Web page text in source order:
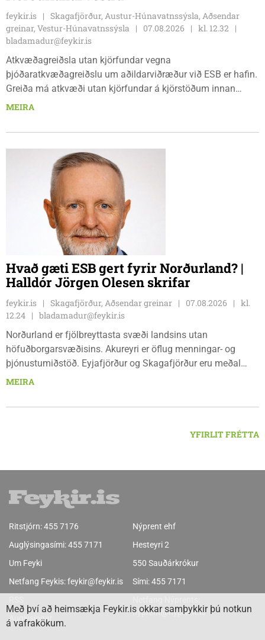
feykir.is
Skagafjörður, Austur-Húnavatnssýsla, Aðsendar
greinar, Vestur-Húnavatnssýsla
07.08.2026
kl. 12.32
bladamadur@feykir.is
Atkvæðagreiðsla utan kjörfundar vegna
þjóðaratkvæðagreiðslu um aðildarviðræður við ESB er hafin.
Greiða má atkvæði utan kjörfundar á kjörstöðum innan
umdæmisins sem hér segir: Blönduósi, aðalskrifstofu,
Sauðárkróki, sýsluskrifstofu, Suðurgötu 1, Sauðárkróki, virka
vestra að Hvammstangabraut 5, Hvammstanga, mánudaga -
fimmtudaga kl. 10:00 - 14:00 og föstudaga kl. 10:00 - 12:00.
Skagaströnd, stjórnsýsluhúsi að Túnbraut 1-3, Skagaströnd,
mánudaga - fimmtudaga kl. 09:00 - 12:00 og 13:00 - 15:00,
frá og með mánudeginum 17. ágúst 2026.
MEIRA
Hvað gæti ESB gert fyrir Norðurland? |
Halldór Jörgen Olesen skrifar
feykir.is Skagafjörður, Aðsendar greinar 07.08.2026
kl.
12.24
bladamadur@feykir.is
Norðurland er fjölbreyttasta svæði landsins utan
höfuðborgarsvæðisins. Akureyri er öflug menningar- og
þjónustumiðstöð. Eyjafjörður og Skagafjörður eru meðal
bestu landbúnaðarsvæða landsins. Dalvík, Siglufjörður og
svæðinu er verið að þróa orkuverkefni og nýsköpun.
MEIRA
YFIRLIT FRÉTTA
Ritstjórn:455 7176
Auglýsingasími:455 7171
Um Feyki
Netfang Feykis:feykir@feykir.is
Auglýsingar
Nýprent ehf
Hesteyri 2
550 Sauðárkrókur
Sími:455 7171
nyprent@nyprent.is
Með því að heimsækja Feykir.is okkar samþykkir þú notkun
á vafrakökum.